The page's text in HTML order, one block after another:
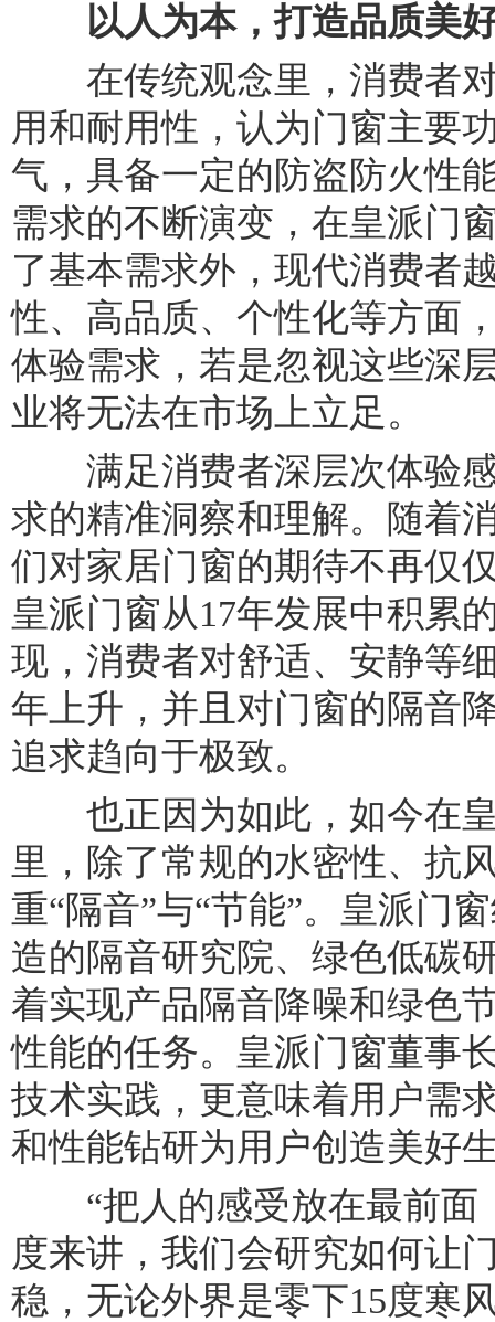
以人为本，打造品质美
在传统观念里，消费者对
用和耐用性，认为门窗主要
气，具备一定的防盗防火性
需求的不断演变，在皇派门
了基本需求外，现代消费者
性、高品质、个性化等方面
体验需求，若是忽视这些深
业将无法在市场上立足。
满足消费者深层次体验感
求的精准洞察和理解。随着
们对家居门窗的期待不再仅
皇派门窗从17年发展中积累
现，消费者对舒适、安静等
年上升，并且对门窗的隔音
追求趋向于极致。
也正因为如此，如今在皇
里，除了常规的水密性、抗
重“隔音”与“节能”。皇派门
造的隔音研究院、绿色低碳
着实现产品隔音降噪和绿色
性能的任务。皇派门窗董事
技术实践，更意味着用户需
和性能钻研为用户创造美好
“把人的感受放在最前面
度来讲，我们会研究如何让
稳，无论外界是零下15度寒